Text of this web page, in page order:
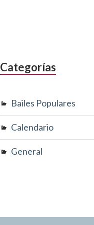
Categorías
Bailes Populares
Calendario
General